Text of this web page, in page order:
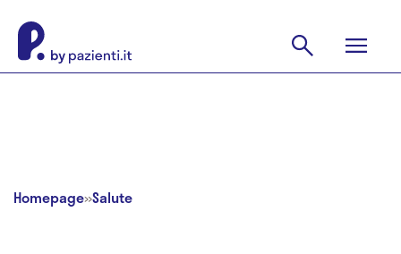
Homepage»Salute